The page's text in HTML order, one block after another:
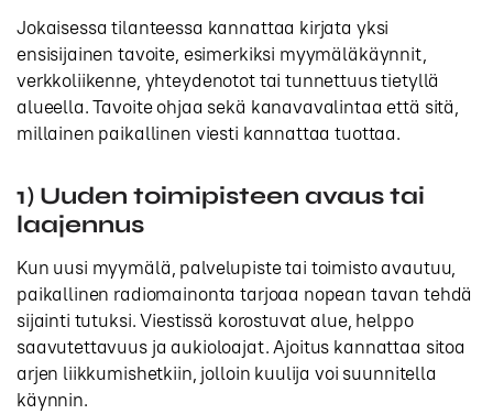
Jokaisessa tilanteessa kannattaa kirjata yksi
ensisijainen tavoite, esimerkiksi myymäläkäynnit,
verkkoliikenne, yhteydenotot tai tunnettuus tietyllä
alueella. Tavoite ohjaa sekä kanavavalintaa että sitä,
millainen paikallinen viesti kannattaa tuottaa.
1) Uuden toimipisteen avaus tai
laajennus
Kun uusi myymälä, palvelupiste tai toimisto avautuu,
paikallinen radiomainonta tarjoaa nopean tavan tehdä
sijainti tutuksi. Viestissä korostuvat alue, helppo
saavutettavuus ja aukioloajat. Ajoitus kannattaa sitoa
arjen liikkumishetkiin, jolloin kuulija voi suunnitella
käynnin.